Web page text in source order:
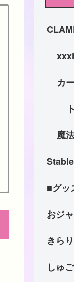
カ
魔
■グッ
おジ
きら
しゅ